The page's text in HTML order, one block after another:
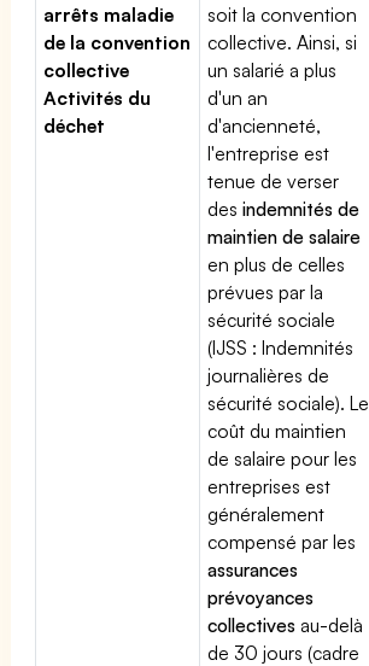
arrêts maladie
de la convention
collective
Activités du
déchet
soit la convention
collective. Ainsi, si
un salarié a plus
d'un an
d'ancienneté,
l'entreprise est
tenue de verser
desindemnités de
maintien de salaire
en plus de celles
prévues par la
sécurité sociale
(IJSS : Indemnités
journalières de
sécurité sociale). Le
coût du maintien
de salaire pour les
entreprises est
généralement
compensé par les
assurances
prévoyances
collectives au-delà
de 30 jours (cadre